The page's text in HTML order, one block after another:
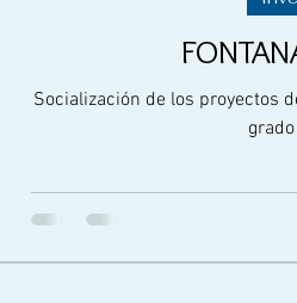
Socialización de los proyectos